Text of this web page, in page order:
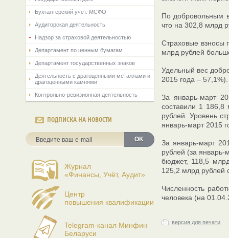
Бухгалтерский учет. МСФО
Аудиторская деятельность
Надзор за страховой деятельностью
Департамент по ценным бумагам
Департамент государственных знаков
Деятельность с драгоценными металлами и
драгоценными камнями
Контрольно-ревизионная деятельность
ПОДПИСКА НА НОВОСТИ
OK
Журнал
«Финансы, Учёт, Аудит»
Центр
повышения квалификации
Telegram-канал Минфин
Беларуси
По добровольным
что на 302,8 млрд
Страховые взносы
млрд рублей
Удельный вес
2015 года – 57,1%).
За январь-март
составили 1 186,8
рублей. Уровень
январь-март 2015
За январь-март
рублей (за
бюджет, 118,5
125,2 млрд рублей
Численность
человека (на
версия для печати